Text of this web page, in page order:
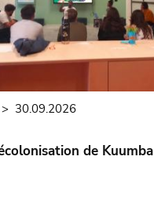
> 30.09.2026
de Kuumba